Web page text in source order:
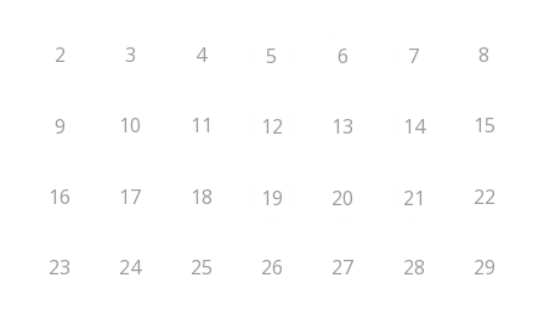
2 3 4 5 6 7 8
9 10 11 12 13 14 15
16 17 18 19 20 21 22
23 24 25 26 27 28 29